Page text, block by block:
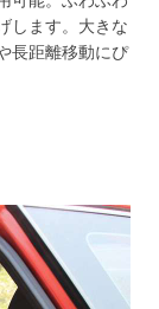
します。大きな
長距離移動にぴ